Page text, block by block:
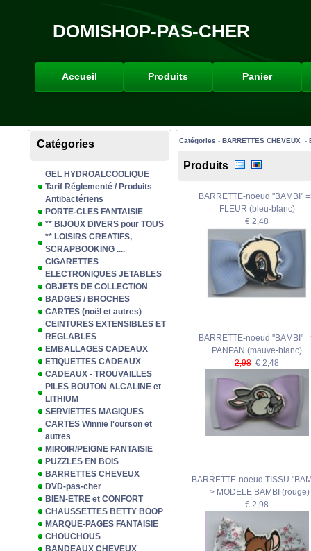
DOMISHOP-PAS-CHER
Accueil Produits Panier
Catégories
GEL HYDROALCOOLIQUE
Tarif Réglementé / Produits
Antibactériens
PORTE-CLES FANTAISIE
** BIJOUX DIVERS pour TOUS
** LOISIRS CREATIFS,
SCRAPBOOKING ....
CIGARETTES
ELECTRONIQUES JETABLES
OBJETS DE COLLECTION
BADGES / BROCHES
CARTES (noël et autres)
CEINTURES EXTENSIBLES ET
REGLABLES
EMBALLAGES CADEAUX
ETIQUETTES CADEAUX
CADEAUX - TROUVAILLES
PILES BOUTON ALCALINE et
LITHIUM
SERVIETTES MAGIQUES
CARTES Winnie l'ourson et
autres
MIROIR/PEIGNE FANTAISIE
PUZZLES EN BOIS
BARRETTES CHEVEUX
DVD-pas-cher
BIEN-ETRE et CONFORT
CHAUSSETTES BETTY BOOP
MARQUE-PAGES FANTAISIE
CHOUCHOUS
BANDEAUX CHEVEUX
Catégories - BARRETTES CHEVEUX -
Produits
BARRETTE-noeud "BAMBI"
FLEUR (bleu-blanc)
€ 2,48
BARRETTE-noeud "BAMBI"
PANPAN (mauve-blanc)
2,98 € 2,48
BARRETTE-noeud TISSU
=> MODELE BAMBI (rouge)
€ 2,98